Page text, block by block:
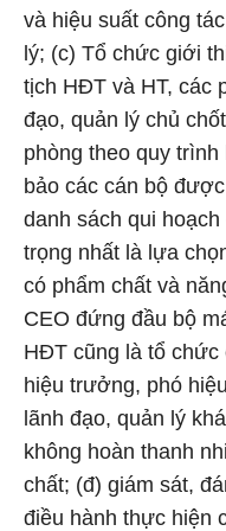
và hiệu suất công
lý; (c) Tổ chức giới
tịch HĐT và HT, các
đạo, quản lý chủ
phòng theo quy
bảo các cán bộ
danh sách qui
trọng nhất là lựa
có phẩm chất và
CEO đứng đầu bộ
HĐT cũng là tổ chức
hiệu trưởng, phó
lãnh đạo, quản lý
không hoàn thanh
chất; (đ) giám sát,
điều hành thực hiện